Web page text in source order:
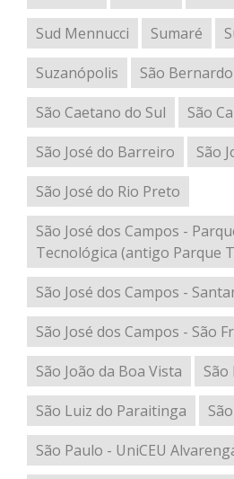
Sud Mennucci
Sumaré
Suzanópolis
São
São Caetano do Sul
São
São José do Barreiro
São
São José do Rio Preto
São José dos Campos -
Tecnológica (antigo Parque
São José dos Campos -
São José dos Campos - São
São João da Boa Vista
São Luiz do Paraitinga
São Paulo - UniCEU